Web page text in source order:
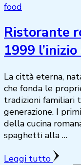
food
Ristorante
1999
La città eterna,
che fonda le
tradizioni familiari
generazione. I
della cucina
spaghetti alla …
Leggi tutto